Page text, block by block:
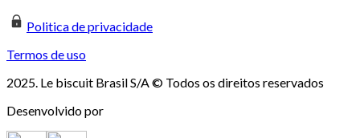
Politica de privacidade
Termos de uso
2025. Le biscuit Brasil S/A © Todos os direitos reservados
Desenvolvido por